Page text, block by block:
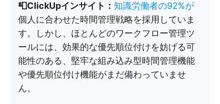
📮ClickUpインサイト： 知識労働者の92%が
個人に合わせた時間管理戦略を採用していま
す。しかし、ほとんどのワークフロー管理ツ
ールには、効果的な優先順位付けを妨げる可
能性のある、堅牢な組み込み型時間管理機能
や優先順位付け機能がまだ備わっていませ
ん。